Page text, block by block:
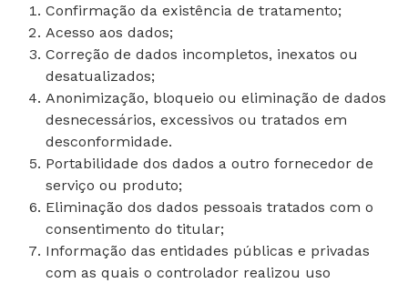
Confirmação da existência de tratamento;
Acesso aos dados;
Correção de dados incompletos, inexatos ou
desatualizados;
Anonimização, bloqueio ou eliminação de dados
desnecessários, excessivos ou tratados em
desconformidade.
Portabilidade dos dados a outro fornecedor de
serviço ou produto;
Eliminação dos dados pessoais tratados com o
consentimento do titular;
Informação das entidades públicas e privadas
com as quais o controlador realizou uso